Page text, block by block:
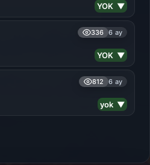
YOK ▼
336 6 ay
YOK ▼
812 6 ay
yok ▼